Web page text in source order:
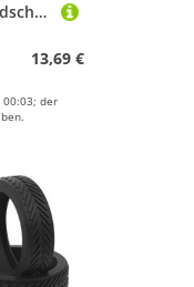
SAFIGLE 2 Stück Fächer Lidschattenpalette mit Spiegel und Lippenpinsel Nachfüllbare Make-up Aufbewahrung Kompakte Langlebige Kosmetik-Organizer für Augen Lippenfarben Unterwegs
13,69 €
der